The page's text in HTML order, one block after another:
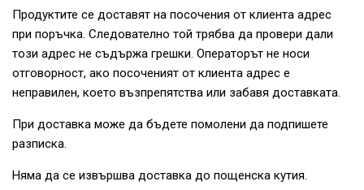
Продуктите се доставят на посочения от клиента адрес
при поръчка. Следователно той трябва да провери дали
този адрес не съдържа грешки. Операторът не носи
отговорност, ако посоченият от клиента адрес е
неправилен, което възпрепятства или забавя доставката.
При доставка може да бъдете помолени да подпишете
разписка.
Няма да се извършва доставка до пощенска кутия.